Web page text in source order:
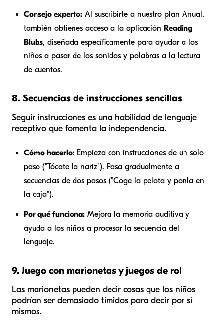
Consejo experto: Al suscribirte a nuestro plan Anual,
también obtienes acceso a la aplicación Reading
Blubs, diseñada específicamente para ayudar a los
niños a pasar de los sonidos y palabras a la lectura
de cuentos.
8. Secuencias de instrucciones sencillas
Seguir instrucciones es una habilidad de lenguaje
receptivo que fomenta la independencia.
Cómo hacerlo: Empieza con instrucciones de un solo
paso ("Tócate la nariz"). Pasa gradualmente a
secuencias de dos pasos ("Coge la pelota y ponla en
la caja").
Por qué funciona: Mejora la memoria auditiva y
ayuda a los niños a procesar la secuencia del
lenguaje.
9. Juego con marionetas y juegos de rol
Las marionetas pueden decir cosas que los niños
podrían ser demasiado tímidos para decir por sí
mismos.